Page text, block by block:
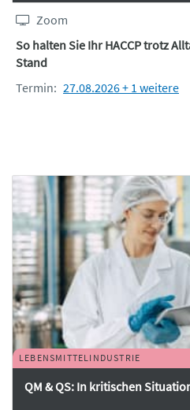
Zoom
So halten Sie Ihr HACCP trotz
Stand
Termin: 27.08.2026 + 1 weitere
LEBENSMITTELINDUSTRIE
QM & QS: In kritischen